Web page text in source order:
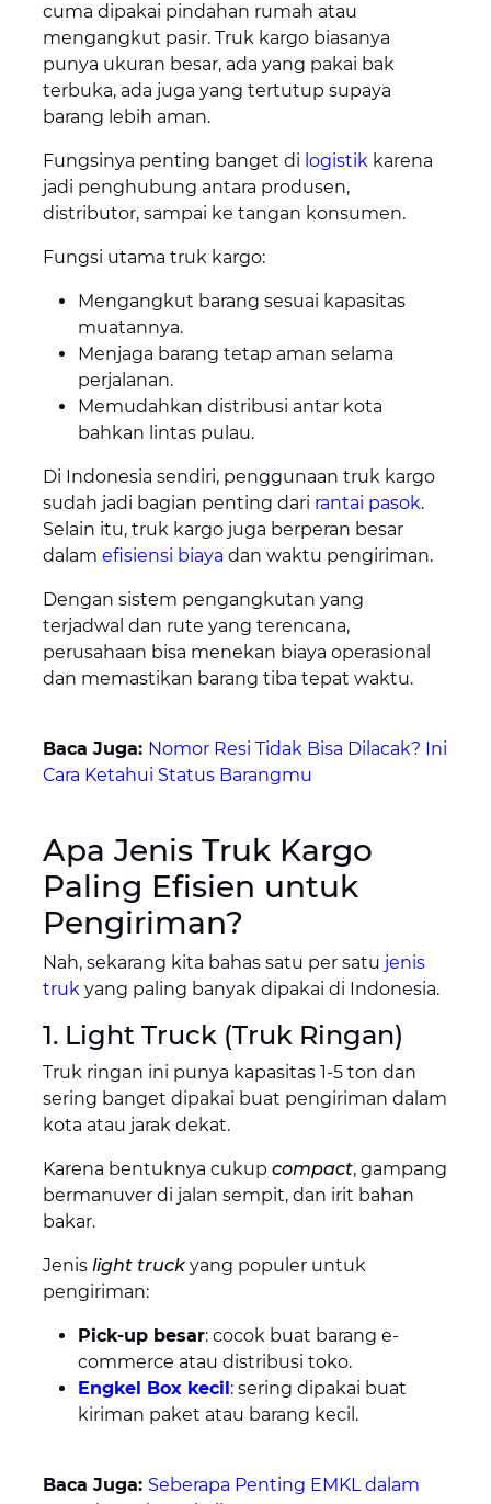
cuma dipakai pindahan rumah atau
mengangkut pasir. Truk kargo biasanya
punya ukuran besar, ada yang pakai bak
terbuka, ada juga yang tertutup supaya
barang lebih aman.
Fungsinya penting banget di logistikkarena
jadi penghubung antara produsen,
distributor, sampai ke tangan konsumen.
Fungsi utama truk kargo:
Mengangkut barang sesuai kapasitas
muatannya.
Menjaga barang tetap aman selama
perjalanan.
Memudahkan distribusi antar kota
bahkan lintas pulau.
Di Indonesia sendiri, penggunaan truk kargo
sudah jadi bagian penting dari rantai pasok.
Selain itu, truk kargo juga berperan besar
dalam efisiensi biaya dan waktu pengiriman.
Dengan sistem pengangkutan yang
terjadwal dan rute yang terencana,
perusahaan bisa menekan biaya operasional
dan memastikan barang tiba tepat waktu.
Baca Juga: Nomor Resi Tidak Bisa Dilacak? Ini
Cara Ketahui Status Barangmu
Apa Jenis Truk Kargo
Paling Efisien untuk
Pengiriman?
Nah, sekarang kita bahas satu per satu jenis
trukyang paling banyak dipakai di Indonesia.
1. Light Truck (Truk Ringan)
Truk ringan ini punya kapasitas 1-5 ton dan
sering banget dipakai buat pengiriman dalam
kota atau jarak dekat.
Karena bentuknya cukup compact, gampang
bermanuver di jalan sempit, dan irit bahan
bakar.
Jenis light truckyang populer untuk
pengiriman:
Pick-up besar: cocok buat barang e-
commerce atau distribusi toko.
Engkel Box kecil: sering dipakai buat
kiriman paket atau barang kecil.
Baca Juga: Seberapa Penting EMKL dalam